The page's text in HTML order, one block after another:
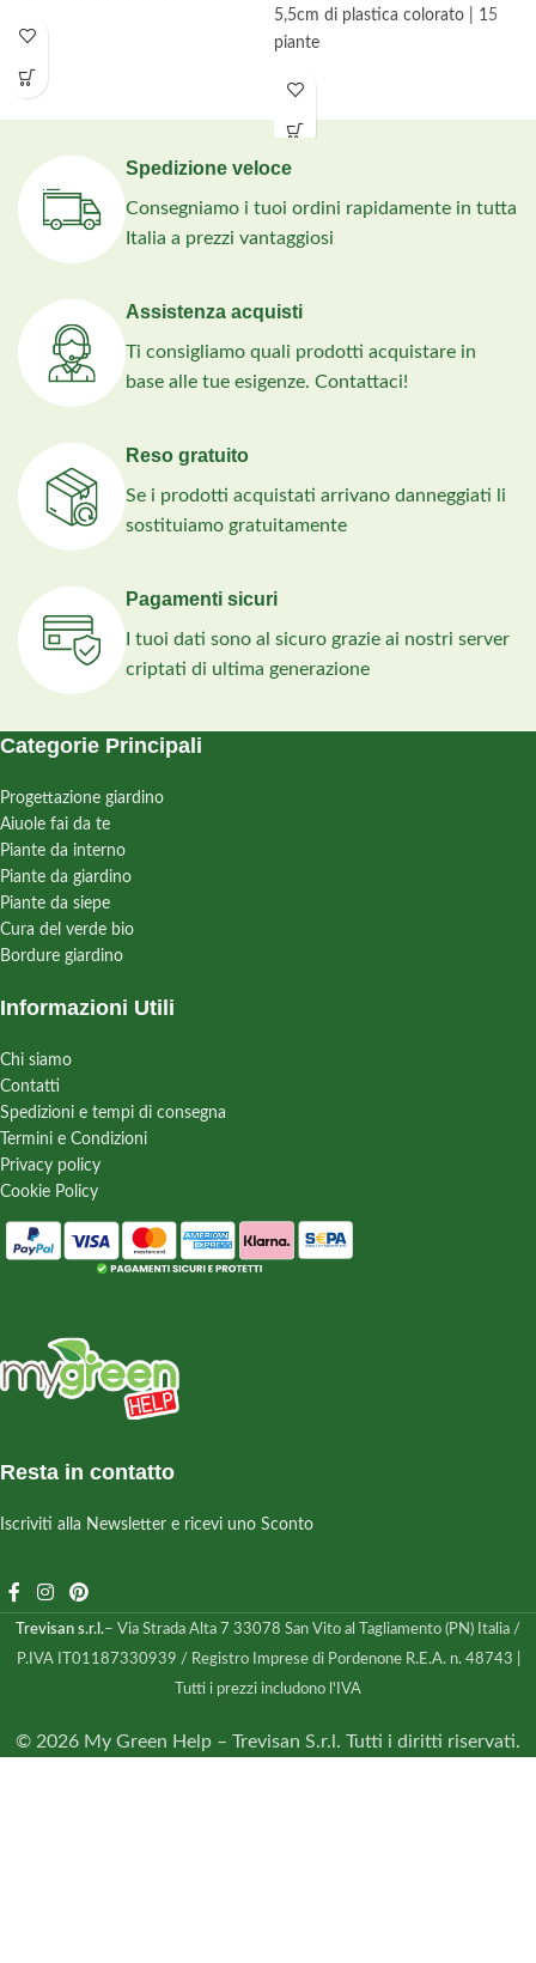
5,5cm di plastica colorato | 15
piante
Spedizione veloce
Consegniamo i tuoi ordini rapidamente in tutta
Italia a prezzi vantaggiosi
Assistenza acquisti
Ti consigliamo quali prodotti acquistare in
base alle tue esigenze. Contattaci!
Reso gratuito
Se i prodotti acquistati arrivano danneggiati li
sostituiamo gratuitamente
Pagamenti sicuri
I tuoi dati sono al sicuro grazie ai nostri server
criptati di ultima generazione
Categorie Principali
Progettazione giardino
Aiuole fai da te
Piante da interno
Piante da giardino
Piante da siepe
Cura del verde bio
Bordure giardino
Informazioni Utili
Chi siamo
Contatti
Spedizioni e tempi di consegna
Termini e Condizioni
Privacy policy
Cookie Policy
Resta in contatto
Iscriviti alla Newsletter e ricevi uno Sconto
Trevisan s.r.l.– Via Strada Alta 7 33078 San Vito al Tagliamento (PN) Italia /
P.IVA IT01187330939 / Registro Imprese di Pordenone R.E.A. n. 48743 |
Tutti i prezzi includono l'IVA
© 2026 My Green Help – Trevisan S.r.l. Tutti i diritti riservati.